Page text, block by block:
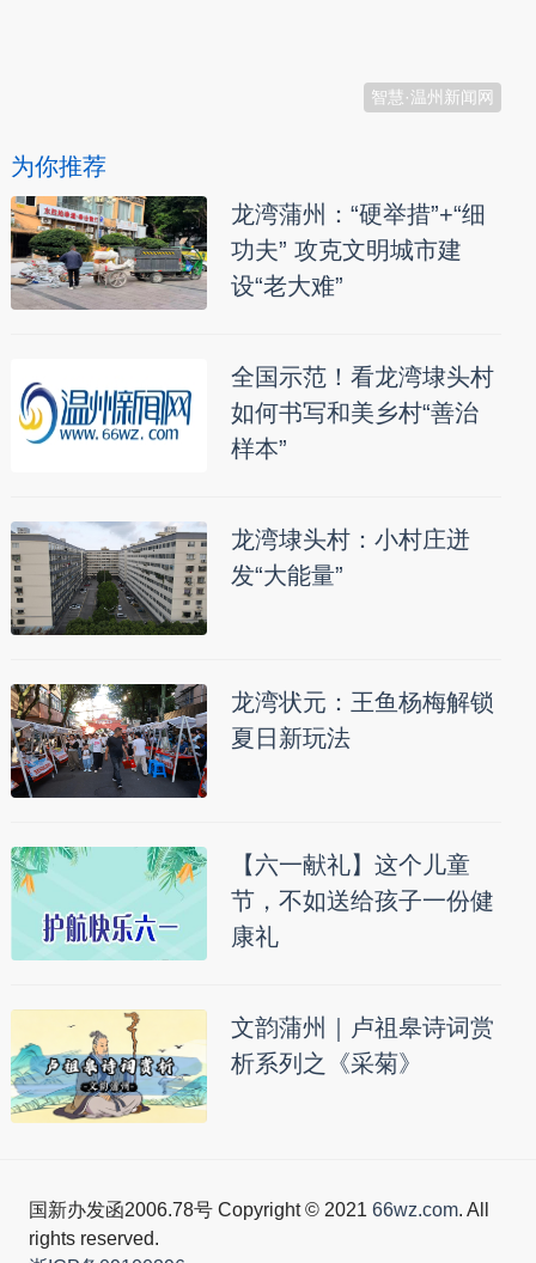
智慧·温州新闻网
为你推荐
龙湾蒲州：“硬举措”+“细
功夫” 攻克文明城市建
设“老大难”
全国示范！看龙湾埭头村
如何书写和美乡村“善治
样本”
龙湾埭头村：小村庄迸
发“大能量”
龙湾状元：王鱼杨梅解锁
夏日新玩法
【六一献礼】这个儿童
节，不如送给孩子一份健
康礼
文韵蒲州｜卢祖皋诗词赏
析系列之《采菊》
国新办发函2006.78号 Copyright © 2021 66wz.com. All
rights reserved.